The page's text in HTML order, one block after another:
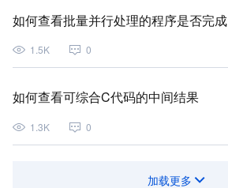
如何查看批量并行处理的程序是否完成
1.5K 0
如何查看可综合C代码的中间结果
1.3K 0
加载更多